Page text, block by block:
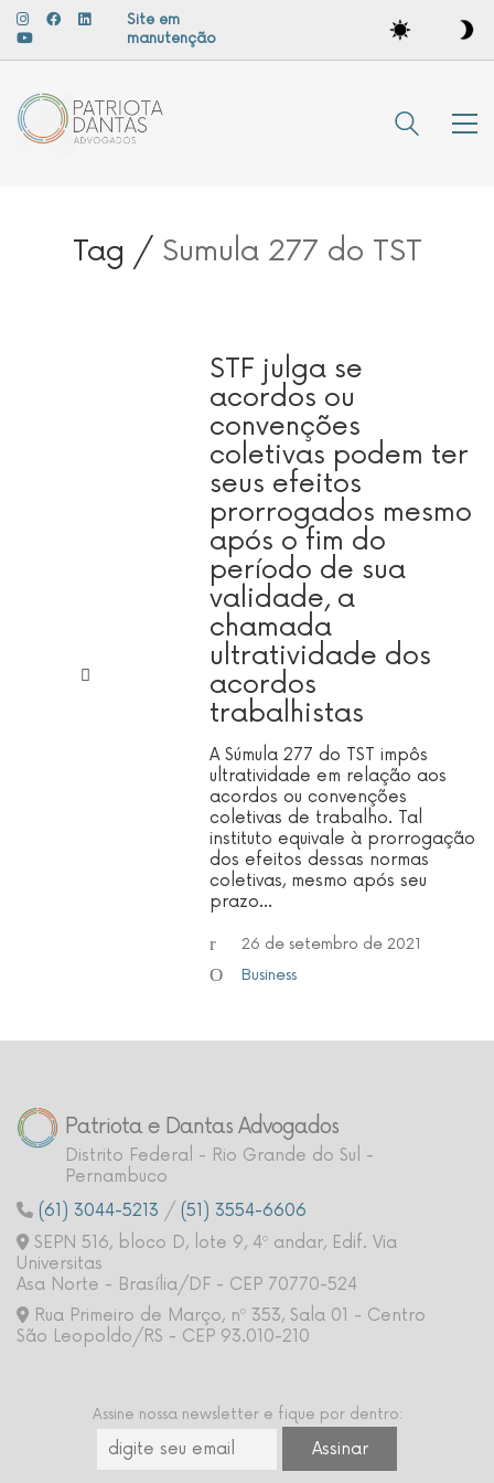
Site em
manutenção
Tag / Sumula 277 do TST
STF julga se
acordos ou
convenções
coletivas podem ter
seus efeitos
prorrogados mesmo
após o fim do
período de sua
validade, a
chamada
ultratividade dos
acordos
trabalhistas
A Súmula 277 do TST impôs
ultratividade em relação aos
acordos ou convenções
coletivas de trabalho. Tal
instituto equivale à prorrogação
dos efeitos dessas normas
coletivas, mesmo após seu
prazo…
26 de setembro de 2021
Business
Patriota e Dantas Advogados
Distrito Federal - Rio Grande do Sul -
Pernambuco
(61) 3044-5213 / (51) 3554-6606
SEPN 516, bloco D, lote 9, 4º andar, Edif. Via
Universitas
Asa Norte - Brasília/DF - CEP 70770-524
Rua Primeiro de Março, nº 353, Sala 01 - Centro
São Leopoldo/RS - CEP 93.010-210
Assine nossa newsletter e fique por dentro: